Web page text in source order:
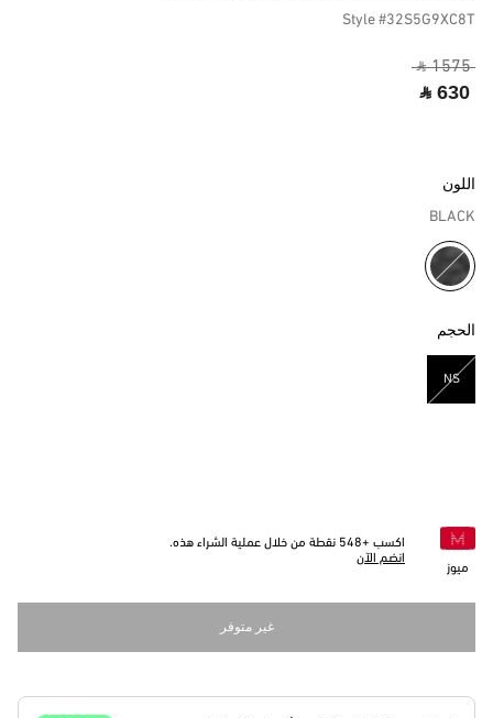
Style #32S5G9XC8T
‎ ⃁ 1575 ‎
‎ ⃁ 630 ‎
اللون
BLACK
مختار
الحجم
NS
مختار
ميوز
اكسب +548 نقطة من خلال عملية الشراء هذه.
انضم الآن
غير متوفر